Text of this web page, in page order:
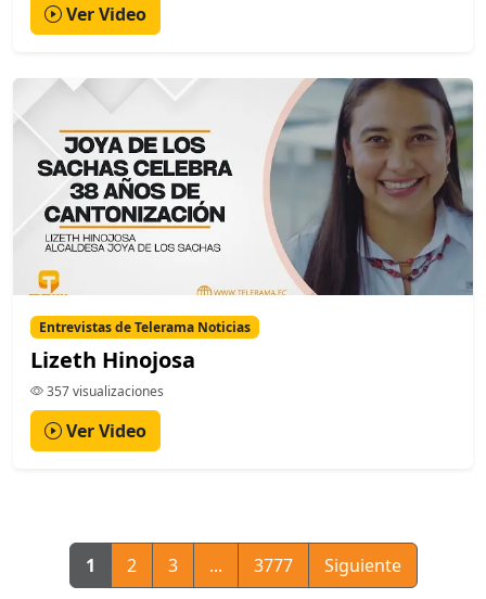
Ver Video
Entrevistas de Telerama Noticias
Lizeth Hinojosa
357 visualizaciones
Ver Video
1 2 3 ... 3777 Siguiente